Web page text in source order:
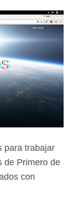
para trabajar
de Primero de
con